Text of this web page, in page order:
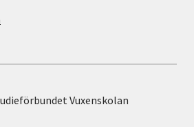
Vuxenskolan